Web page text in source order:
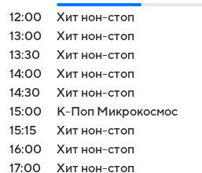
12:00
Хит нон-стоп
13:00
Хит нон-стоп
13:30
Хит нон-стоп
14:00
Хит нон-стоп
14:30
Хит нон-стоп
15:00
К-Поп Микрокосмос
15:15
Хит нон-стоп
16:00
Хит нон-стоп
17:00
Хит нон-стоп